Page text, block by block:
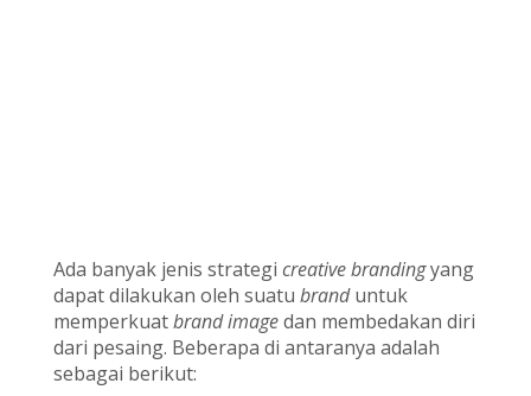
Ada banyak jenis strategi creativebrandingyang
dapat dilakukan oleh suatu branduntuk
memperkuatbrand imagedan membedakan diri
dari pesaing. Beberapa di antaranya adalah
sebagai berikut: